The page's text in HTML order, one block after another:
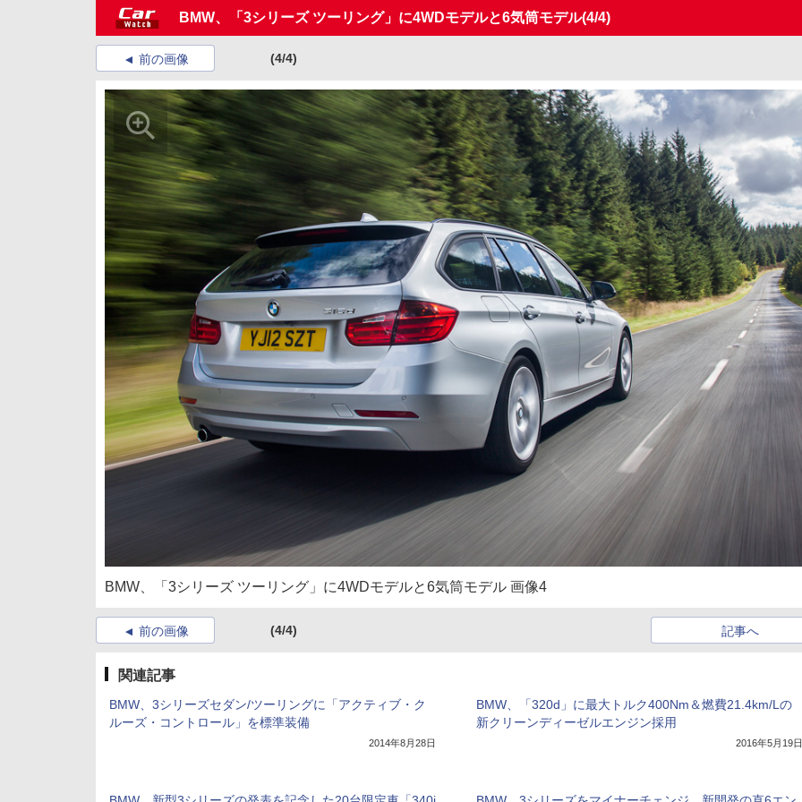
BMW、「3シリーズ ツーリング」に4WDモデルと6気筒モデル(4/4)
前の画像 (4/4)
BMW、「3シリーズ ツーリング」に4WDモデルと6気筒モデル 画像4
前の画像 (4/4) 記事へ
関連記事
BMW、3シリーズセダン/ツーリングに「アクティブ・ク
ルーズ・コントロール」を標準装備
2014年8月28日
BMW、「320d」に最大トルク400Nm＆燃費21.4km/Lの
新クリーンディーゼルエンジン採用
2016年5月19日